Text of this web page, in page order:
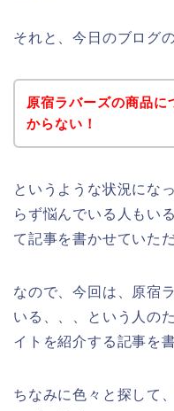
それと、今日のブログ
原宿ラバーズの商品に
からない！
というような状況にな
らず悩んでいる人もい
て記事を書かせていた
なので、今回は、原宿
いる、、、という人の
イトを紹介する記事を
ちなみに色々と探して